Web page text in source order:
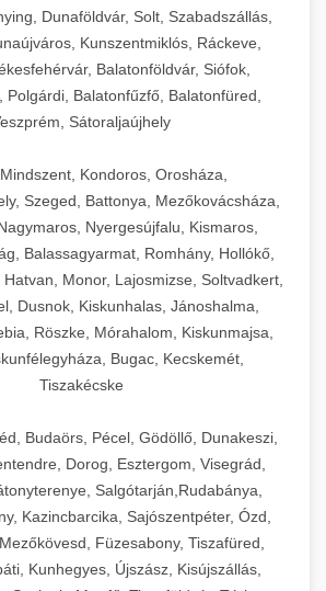
Dunaföldvár, Solt, Szabadszállás,
Kunszentmiklós, Ráckeve,
Balatonföldvár, Siófok,
Polgárdi, Balatonfűzfő, Balatonfüred,
Sátoraljaújhely
Kondoros, Orosháza,
Szeged, Battonya, Mezőkovácsháza,
Nyergesújfalu, Kismaros,
Balassagyarmat, Romhány, Hollókő,
Hatvan, Monor, Lajosmizse, Soltvadkert,
Dusnok, Kiskunhalas, Jánoshalma,
Röszke, Mórahalom, Kiskunmajsa,
Bugac, Kecskemét,
Tiszakécske
Budaörs, Pécel, Gödöllő, Dunakeszi,
Dorog, Esztergom, Visegrád,
Salgótarján,Rudabánya,
Kazincbarcika, Sajószentpéter, Ózd,
Füzesabony, Tiszafüred,
Kunhegyes, Újszász, Kisújszállás,